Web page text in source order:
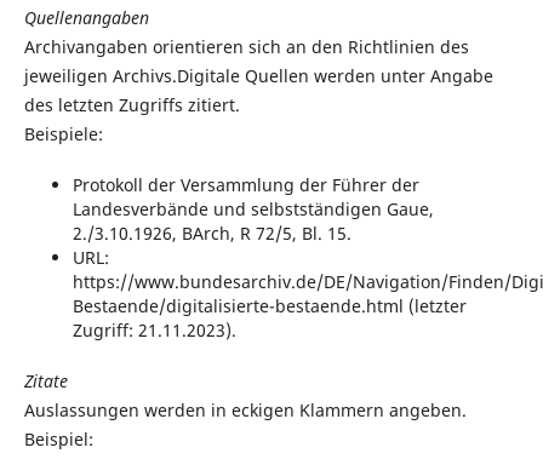
Quellenangaben
Archivangaben orientieren sich an den Richtlinien des
jeweiligen Archivs.Digitale Quellen werden unter Angabe
des letzten Zugriffs zitiert.
Beispiele:
Protokoll der Versammlung der Führer der
Landesverbände und selbstständigen Gaue,
2./3.10.1926, BArch, R 72/5, Bl. 15.
URL:
https://www.bundesarchiv.de/DE/Navigation/Finden/
Bestaende/digitalisierte-bestaende.html (letzter
Zugriff: 21.11.2023).
Zitate
Auslassungen werden in eckigen Klammern angeben.
Beispiel: